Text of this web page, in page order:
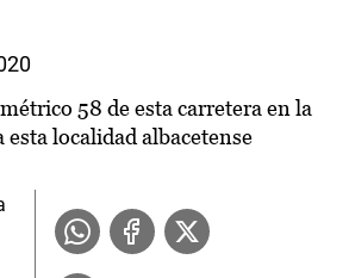
58 de esta carretera en la
esta localidad albacetense